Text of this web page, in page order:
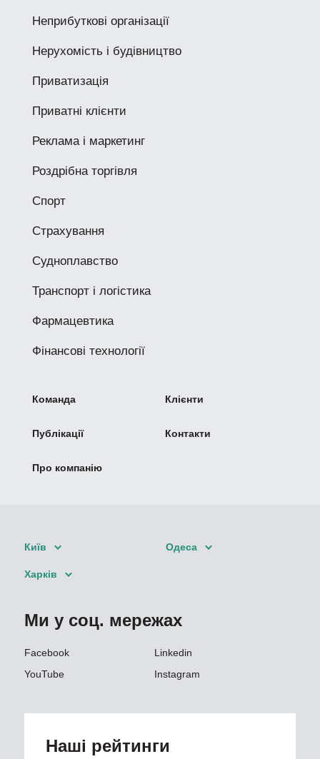
Неприбуткові організації
Нерухомість і будівництво
Приватизація
Приватні клієнти
Реклама і маркетинг
Роздрібна торгівля
Спорт
Страхування
Судноплавство
Транспорт і логістика
Фармацевтика
Фінансові технології
Команда Клієнти
Публікації Контакти
Про компанію
Київ Одеса
Харків
Ми у соц. мережах
Facebook
Linkedin
YouTube
Instagram
Наші рейтинги